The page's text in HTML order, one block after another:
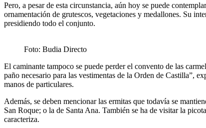
Pero, a pesar de esta circunstancia, aún hoy se puede
ornamentación de grutescos, vegetaciones y medallones. Su
presidiendo todo el conjunto.
Foto: Budia Directo
El caminante tampoco se puede perder el convento de las
paño necesario para las vestimentas de la Orden de Castilla”,
manos de particulares.
Además, se deben mencionar las ermitas que todavía se
San Roque; o la de Santa Ana. También se ha de visitar la
caracteriza.